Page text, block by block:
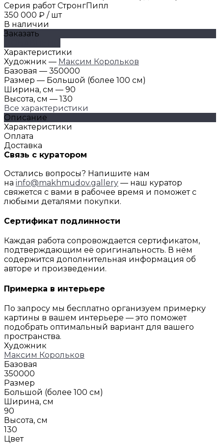
Серия работ СтронгПипл
350 000 ₽ / шт
В наличии
Заказать
Характеристики
Художник — Максим Корольков
Базовая — 350000
Размер — Большой (более 100 см)
Ширина, см — 90
Высота, см — 130
Все характеристики
Описание
Характеристики
Оплата
Доставка
Связь с куратором
Остались вопросы? Напишите нам
на info@makhmudov.gallery — наш куратор
свяжется с вами в рабочее время и поможет с
любыми деталями покупки.
Сертификат подлинности
Каждая работа сопровождается сертификатом,
подтверждающим её оригинальность. В нём
содержится дополнительная информация об
авторе и произведении.
Примерка в интерьере
По запросу мы бесплатно организуем примерку
картины в вашем интерьере — это поможет
подобрать оптимальный вариант для вашего
пространства.
Художник
Максим Корольков
Базовая
350000
Размер
Большой (более 100 см)
Ширина, см
90
Высота, см
130
Цвет